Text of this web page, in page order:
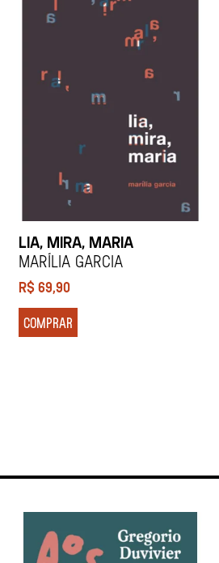
LIA, MIRA, MARIA
Marília Garcia
R$69,90
COMPRAR